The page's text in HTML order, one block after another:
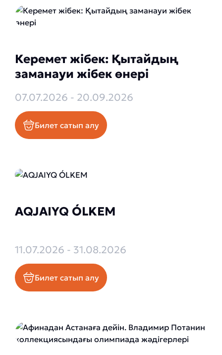
Керемет жібек: Қытайдың
заманауи жібек өнері
07.07.2026 - 20.09.2026
Билет сатып алу
AQJAIYQ ÓLKEM
11.07.2026 - 31.08.2026
Билет сатып алу